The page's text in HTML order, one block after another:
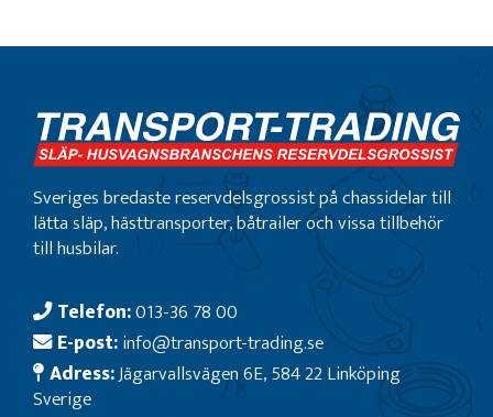
Sveriges bredaste reservdelsgrossist på chassidelar till
lätta släp, hästtransporter, båtrailer och vissa tillbehör
till husbilar.
Telefon:013-36 78 00
E-post:info@transport-trading.se
Adress:Jägarvallsvägen 6E, 584 22 Linköping
Sverige